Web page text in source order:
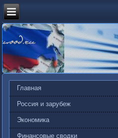
Главная
Россия и зарубеж
Экономика
Финансовые сводки